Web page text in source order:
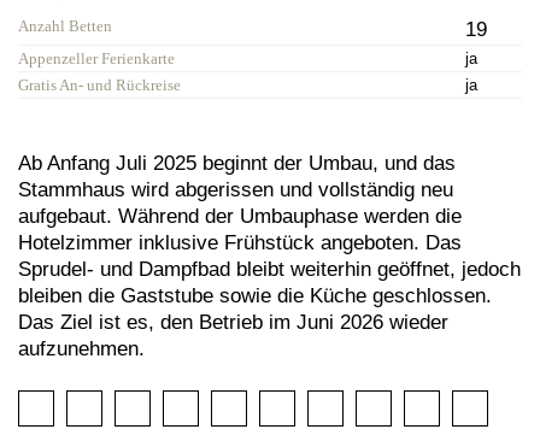
Anzahl Betten 19
Appenzeller Ferienkarte
ja
Gratis An- und Rückreise
ja
Ab Anfang Juli 2025 beginnt der Umbau, und das
Stammhaus wird abgerissen und vollständig neu
aufgebaut. Während der Umbauphase werden die
Hotelzimmer inklusive Frühstück angeboten. Das
Sprudel- und Dampfbad bleibt weiterhin geöffnet, jedoch
bleiben die Gaststube sowie die Küche geschlossen.
Das Ziel ist es, den Betrieb im Juni 2026 wieder
aufzunehmen.